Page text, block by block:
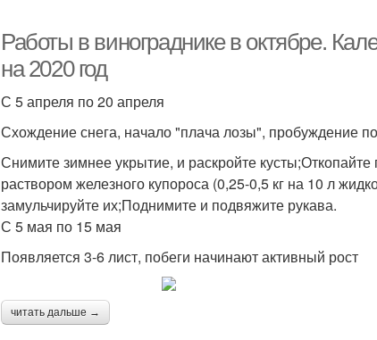
Работы в винограднике в октябре.
на 2020 год
С 5 апреля по 20 апреля
Схождение снега, начало "плача лозы", пробуждение
Снимите зимнее укрытие, и раскройте
раствором железного купороса (0,25-0,5 кг на 10 л
замульчируйте их;Поднимите и подвяжите рукава.
С 5 мая по 15 мая
Появляется 3-6 лист, побеги начинают активный рост
читать дальше →